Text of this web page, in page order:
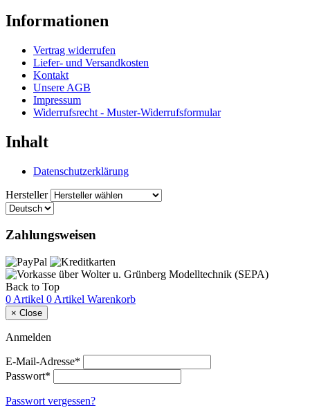
Informationen
Vertrag widerrufen
Liefer- und Versandkosten
Kontakt
Unsere AGB
Impressum
Widerrufsrecht - Muster-Widerrufsformular
Inhalt
Datenschutzerklärung
Hersteller
Zahlungsweisen
Back to Top
0 Artikel 0 Artikel Warenkorb
× Close
Anmelden
E-Mail-Adresse*
Passwort*
Passwort vergessen?